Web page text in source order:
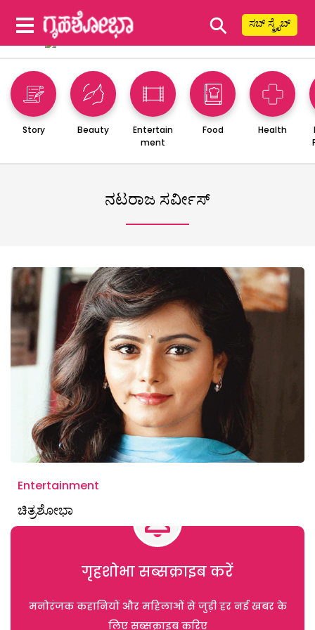
⚲ ಸಬ್ ಸ್ಕ್ರೈಬ್
Story Beauty
Entertain
ment
Food Health
ನಟರಾಜ ಸರ್ವೀಸ್
Entertainment
ಚಿತ್ರಶೋಭಾ
गृहशोभा सब्सक्राइब करें
मनोरंजक कहानियों और महिलाओं से जुड़ी हर नई खबर के
लिए सब्सक्राइब करिए